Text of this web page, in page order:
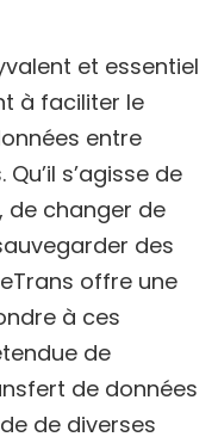
et essentiel
à faciliter le
entre
s’agisse de
de changer de
des
offre une
à ces
de
de données
de diverses